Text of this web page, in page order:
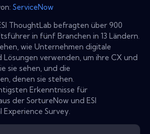
ServiceNow
ThoughtLab befragten über 900
in fünf Branchen in 13 Ländern.
wie Unternehmen digitale
Lösungen verwenden, um ihre CX und
sie sehen, und die
denen sie stehen.
Erkenntnisse für
der SortureNow und ESI
Survey.